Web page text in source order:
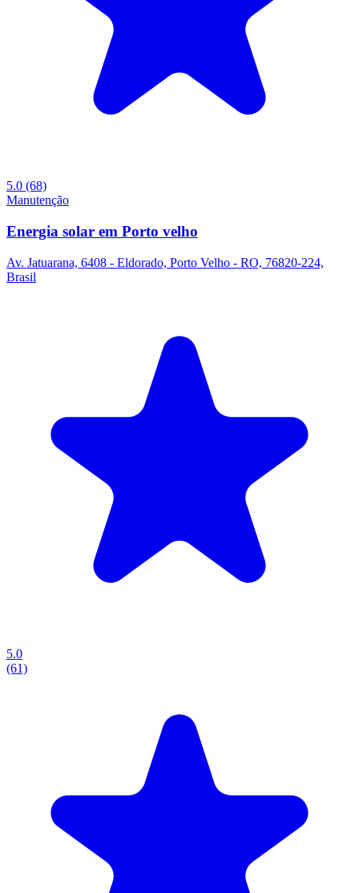
5.0 (68)
Manutenção
Energia solar em Porto velho
Av. Jatuarana, 6408 - Eldorado, Porto Velho - RO, 76820-224,
Brasil
5.0
(61)